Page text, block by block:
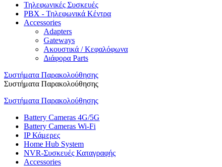
Τηλεφωνικές Συσκευές
PBX - Τηλεφωνικά Κέντρα
Accessories
Adapters
Gateways
Ακουστικά / Κεφαλόφωνα
Διάφορα Parts
Συστήματα Παρακολούθησης
Συστήματα Παρακολούθησης
Συστήματα Παρακολούθησης
Battery Cameras 4G/5G
Battery Cameras Wi-Fi
IP Κάμερες
Home Hub System
NVR-Συσκευές Καταγραφής
Accessories